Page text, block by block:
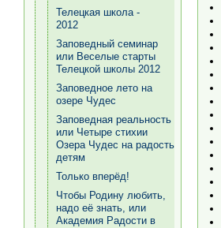
Телецкая школа -
2012
Заповедный семинар
или Веселые старты
Телецкой школы 2012
Заповедное лето на
озере Чудес
Заповедная реальность
или Четыре стихии
Озера Чудес на радость
детям
Только вперёд!
Чтобы Родину любить,
надо её знать, или
Академия Радости в